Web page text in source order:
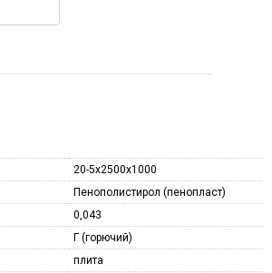
20-5x2500x1000
Пенополистирол (пенопласт)
0,043
Г (горючий)
плита